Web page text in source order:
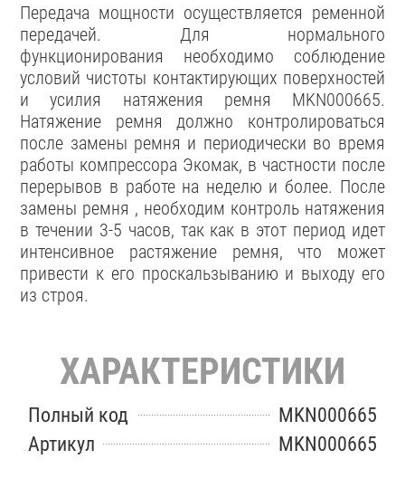
Передача мощности осуществляется ременной
передачей. Для нормального
функционирования необходимо соблюдение
условий чистоты контактирующих поверхностей
и усилия натяжения ремня MKN000665.
Натяжение ремня должно контролироваться
после замены ремня и периодически во время
работы компрессора Экомак, в частности после
перерывов в работе на неделю и более. После
замены ремня , необходим контроль натяжения
в течении 3-5 часов, так как в этот период идет
интенсивное растяжение ремня, что может
привести к его проскальзыванию и выходу его
из строя.
ХАРАКТЕРИСТИКИ
Полный код
MKN000665
Артикул
MKN000665